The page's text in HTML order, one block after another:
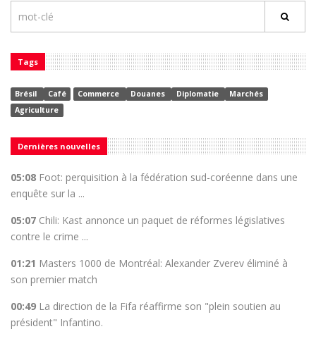
Tags
Brésil Café Commerce Douanes Diplomatie
Marchés
Agriculture
Dernières nouvelles
05:08 Foot: perquisition à la fédération sud-coréenne dans une
enquête sur la ...
05:07 Chili: Kast annonce un paquet de réformes législatives
contre le crime ...
01:21 Masters 1000 de Montréal: Alexander Zverev éliminé à
son premier match
00:49 La direction de la Fifa réaffirme son "plein soutien au
président" Infantino.